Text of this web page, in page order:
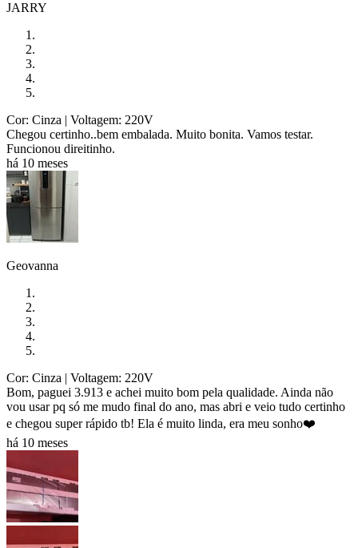
JARRY
Cor: Cinza | Voltagem: 220V
Chegou certinho..bem embalada. Muito bonita. Vamos testar.
Funcionou direitinho.
há 10 meses
Geovanna
Cor: Cinza | Voltagem: 220V
Bom, paguei 3.913 e achei muito bom pela qualidade. Ainda não
vou usar pq só me mudo final do ano, mas abri e veio tudo certinho
e chegou super rápido tb! Ela é muito linda, era meu sonho❤️
há 10 meses